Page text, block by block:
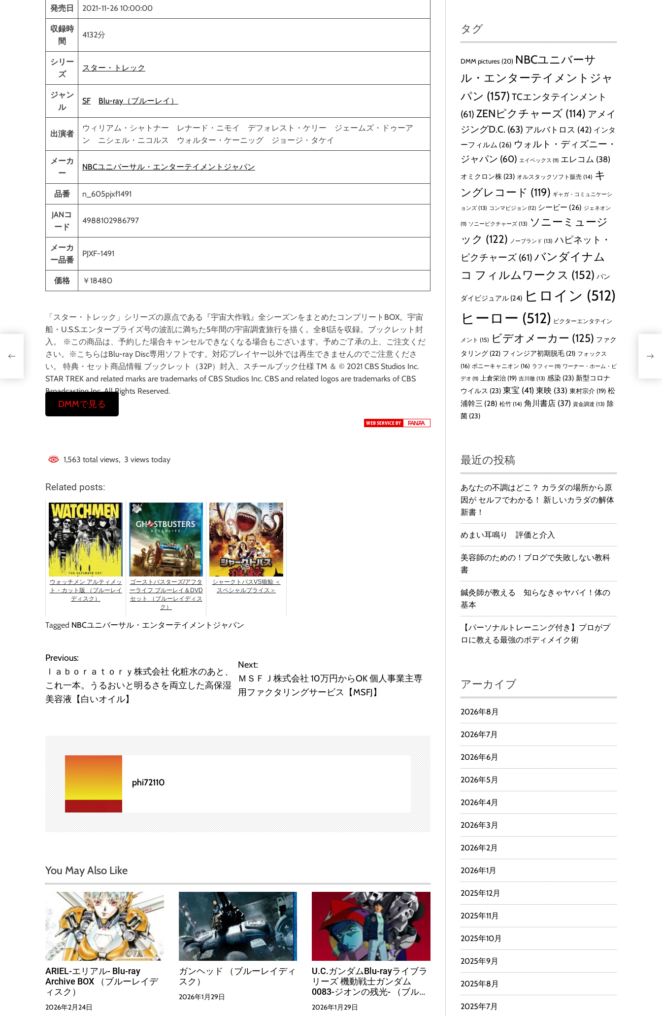
発売日 2021-11-26 10:00:00
収録時
間
4132分
シリー
ズ
スター・トレック
ジャン
ル
SF Blu-ray（ブルーレイ）
出演者
ウィリアム・シャトナー レナード・ニモイ デフォレスト・ケリー ジェームズ・ドゥーア
ン ニシェル・ニコルス ウォルター・ケーニッグ ジョージ・タケイ
メーカ
ー
NBCユニバーサル・エンターテイメントジャパン
品番 n_605pjxf1491
JANコ
ード
4988102986797
メーカ
ー品番
PJXF-1491
価格 ￥18480
「スター・トレック」シリーズの原点である『宇宙大作戦』全シーズンをまとめたコンプリートBOX。宇宙
船・U.S.S.エンタープライズ号の波乱に満ちた5年間の宇宙調査旅行を描く。全81話を収録。ブックレット封
入。 ※この商品は、予約した場合キャンセルできなくなる場合もございます。予めご了承の上、ご注文くだ
さい。※こちらはBlu-ray Disc専用ソフトです。対応プレイヤー以外では再生できませんのでご注意くださ
い。 特典・セット商品情報 ブックレット（32P）封入、スチールブック仕様 TM ＆ © 2021 CBS Studios Inc.
STAR TREK and related marks are trademarks of CBS Studios Inc. CBS and related logos are trademarks of CBS
Broadcasting Inc. All Rights Reserved.
DMMで見る
1,563 total views, 3 views today
Related posts:
ウォッチメン アルティメッ
ト・カット版 （ブルーレイ
ディスク）
ゴーストバスターズ/アフタ
ーライフ ブルーレイ＆DVD
セット （ブルーレイディス
ク）
シャークトパスVS狼鯨 ＜
スペシャルプライス＞
Tagged NBCユニバーサル・エンターテイメントジャパン
投
稿
ナ
ゲ
ー
シ
ョ
ン
Previous:
ｌａｂｏｒａｔｏｒｙ株式会社 化粧水のあと、
これ一本。うるおいと明るさを両立した高保湿
美容液【白いオイル】
Next:
ＭＳＦＪ株式会社 10万円からOK 個人事業主専
用ファクタリングサービス【MSFJ】
phi72110
You May Also Like
ARIEL-エリアル- Blu-ray
Archive BOX （ブルーレイデ
ィスク）
2026年2月24日
ガンヘッド （ブルーレイディ
スク）
2026年1月29日
U.C.ガンダムBlu-rayライブラ
リーズ 機動戦士ガンダム
0083-ジオンの残光- （ブルー
レイディスク）
2026年1月29日
タグ
DMM pictures (20) NBCユニバーサ
ル・エンターテイメントジャ
パン (157) TCエンタテインメント
(61) ZENピクチャーズ (114) アメイ
ジングD.C. (63) アルバトロス (42) インタ
ーフィルム (26) ウォルト・ディズニー・
ジャパン (60) エイベックス (11) エレコム (38)
オミクロン株 (23) オルスタックソフト販売 (14) キ
ングレコード (119) ギャガ・コミュニケーシ
ョンズ (13) コンマビジョン (12) シービー (26) ジェネオン
(11) ソニーピクチャーズ (13) ソニーミュージ
ック (122) ノーブランド (13) ハピネット・
ピクチャーズ (61) バンダイナム
コ フィルムワークス (152) バン
ダイビジュアル (24) ヒロイン (512)
ヒーロー (512) ビクターエンタテイン
メント (15) ビデオメーカー (125) ファク
タリング (22) フィンジア初期脱毛 (21) フォックス
(16) ポニーキャニオン (16) ラフィー (11) ワーナー・ホーム・ビ
デオ (11) 上倉栄治 (19) 吉川徹 (13) 感染 (23) 新型コロナ
ウイルス (23) 東宝 (41) 東映 (33) 東村宗介 (19) 松
浦幹三 (28) 松竹 (14) 角川書店 (37) 資金調達 (13) 除
菌 (23)
最近の投稿
あなたの不調はどこ？ カラダの場所から原
因が セルフでわかる！ 新しいカラダの解体
新書！
めまい耳鳴り 評価と介入
美容師のための！ブログで失敗しない教科
書
鍼灸師が教える 知らなきゃヤバイ！体の
基本
【パーソナルトレーニング付き】プロがプ
ロに教える最強のボディメイク術
アーカイブ
2026年8月
2026年7月
2026年6月
2026年5月
2026年4月
2026年3月
2026年2月
2026年1月
2025年12月
2025年11月
2025年10月
2025年9月
2025年8月
2025年7月
人